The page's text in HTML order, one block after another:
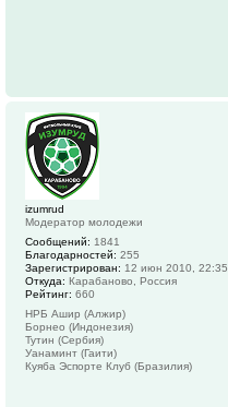
izumrud
Модератор молодежи
Сообщений: 1841
Благодарностей: 255
Зарегистрирован: 12 июн 2010, 22:35
Откуда: Карабаново, Россия
Рейтинг: 660
НРБ Ашир (Алжир)
Борнео (Индонезия)
Тутин (Сербия)
Уанаминт (Гаити)
Куяба Эспорте Клуб (Бразилия)